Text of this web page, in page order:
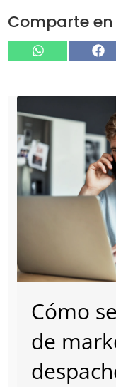
Comparte
Compartir
WhatsApp
Cómo
de